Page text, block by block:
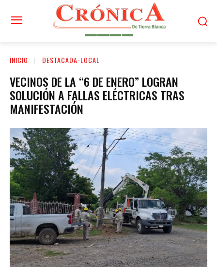
INICIO DESTACADA-LOCAL
VECINOS DE LA “6 DE ENERO” LOGRAN
SOLUCIÓN A FALLAS ELÉCTRICAS TRAS
MANIFESTACIÓN